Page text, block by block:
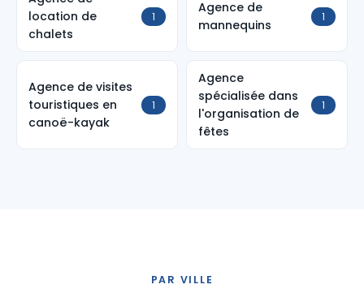
location de
chalets
1
Agence de
mannequins
1
Agence de visites
touristiques en
canoë-kayak
1
Agence
spécialisée dans
l'organisation de
fêtes
1
PAR VILLE